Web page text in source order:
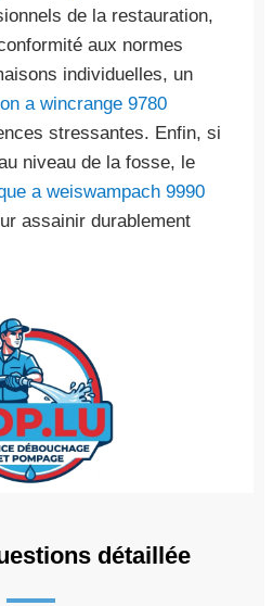
de la restauration,
aux normes
individuelles, un
a wincrange 9780
stressantes. Enfin, si
niveau de la fosse, le
a weiswampach 9990
assainir durablement
détaillée